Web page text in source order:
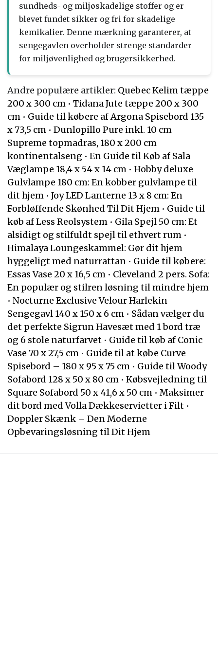
sundheds- og miljøskadelige stoffer og er
blevet fundet sikker og fri for skadelige
kemikalier. Denne mærkning garanterer, at
sengegavlen overholder strenge standarder
for miljøvenlighed og brugersikkerhed.
Andre populære artikler: Quebec Kelim tæppe
200 x 300 cm • Tidana Jute tæppe 200 x 300
cm • Guide til købere af Argona Spisebord 135
x 73,5 cm • Dunlopillo Pure inkl. 10 cm
Supreme topmadras, 180 x 200 cm
kontinentalseng • En Guide til Køb af Sala
Væglampe 18,4 x 54 x 14 cm • Hobby deluxe
Gulvlampe 180 cm: En kobber gulvlampe til
dit hjem • Joy LED Lanterne 13 x 8 cm: En
Forbløffende Skønhed Til Dit Hjem • Guide til
køb af Less Reolsystem • Gila Spejl 50 cm: Et
alsidigt og stilfuldt spejl til ethvert rum •
Himalaya Loungeskammel: Gør dit hjem
hyggeligt med naturrattan • Guide til købere:
Essas Vase 20 x 16,5 cm • Cleveland 2 pers. Sofa:
En populær og stilren løsning til mindre hjem
• Nocturne Exclusive Velour Harlekin
Sengegavl 140 x 150 x 6 cm • Sådan vælger du
det perfekte Sigrun Havesæt med 1 bord træ
og 6 stole naturfarvet • Guide til køb af Conic
Vase 70 x 27,5 cm • Guide til at købe Curve
Spisebord – 180 x 95 x 75 cm • Guide til Woody
Sofabord 128 x 50 x 80 cm • Købsvejledning til
Square Sofabord 50 x 41,6 x 50 cm • Maksimer
dit bord med Volla Dækkeservietter i Filt •
Doppler Skænk – Den Moderne
Opbevaringsløsning til Dit Hjem